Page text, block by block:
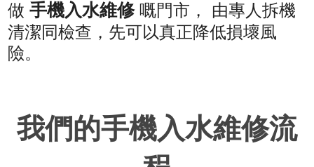
做手機入水維修嘅門市， 由專人拆機
清潔同檢查，先可以真正降低損壞風
險。
我們的手機入水維修流